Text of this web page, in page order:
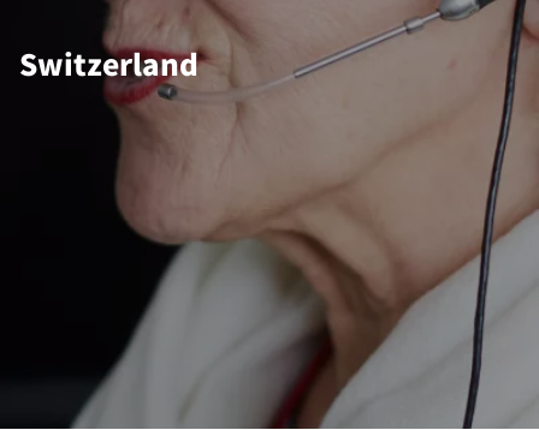
Switzerland